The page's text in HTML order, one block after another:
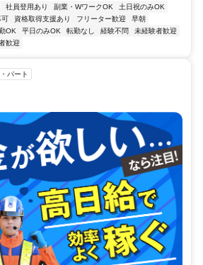
社員登用あり 副業・WワークOK
土日祝のみOK
可 資格取得支援あり フリーター歓迎
早朝
OK 平日のみOK 転勤なし 経験不問
未経験者歓迎
歓迎
パート